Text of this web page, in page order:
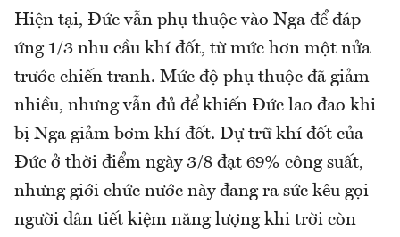
Hiện tại, Đức vẫn phụ thuộc vào Nga để đáp
ứng 1/3 nhu cầu khí đốt, từ mức hơn một nửa
trước chiến tranh. Mức độ phụ thuộc đã giảm
nhiều, nhưng vẫn đủ để khiến Đức lao đao khi
bị Nga giảm bơm khí đốt. Dự trữ khí đốt của
Đức ở thời điểm ngày 3/8 đạt 69% công suất,
nhưng giới chức nước này đang ra sức kêu gọi
người dân tiết kiệm năng lượng khi trời còn